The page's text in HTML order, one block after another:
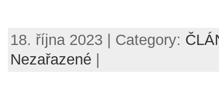
18. října 2023 | Category:
Nezařazené